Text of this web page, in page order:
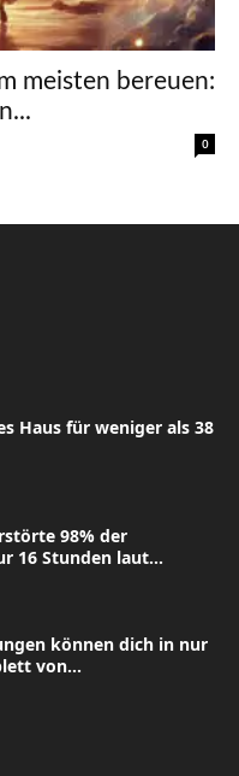
meisten bereuen:
0
Haus für weniger als 38
98% der
16 Stunden laut...
können dich in nur
von...